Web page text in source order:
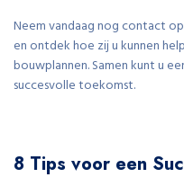
Neem vandaag nog contact
en ontdek hoe zij u kunnen
bouwplannen. Samen kunt u
succesvolle toekomst.
8 Tips voor een